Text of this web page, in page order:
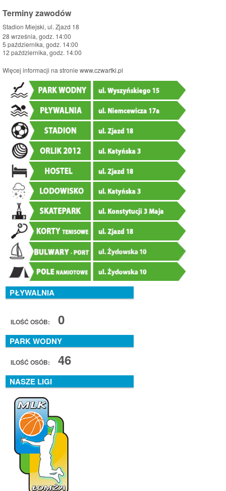
Terminy zawodów
Stadion Miejski, ul. Zjazd 18
28 września, godz. 14:00
5 października, godz. 14:00
12 października, godz. 14:00
Więcej informacji na stronie www.czwartki.pl
PŁYWALNIA
ILOŚĆ OSÓB: 0
PARK WODNY
ILOŚĆ OSÓB: 46
NASZE LIGI